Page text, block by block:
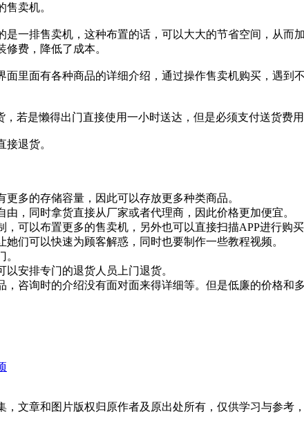
卖机。
一排售卖机，这种布置的话，可以大大的节省空间，从而
费，降低了成本。
里面有各种商品的详细介绍，通过操作售卖机购买，遇
若是懒得出门直接使用一小时送达，但是必须支付送货费用
退货。
多的存储容量，因此可以存放更多种类商品。
，同时拿货直接从厂家或者代理商，因此价格更加便宜。
可以布置更多的售卖机，另外也可以直接扫描APP进行购
们可以快速为顾客解惑，同时也要制作一些教程视频。
安排专门的退货人员上门退货。
咨询时的介绍没有面对面来得详细等。但是低廉的价格和
文章和图片版权归原作者及原出处所有，仅供学习与参考